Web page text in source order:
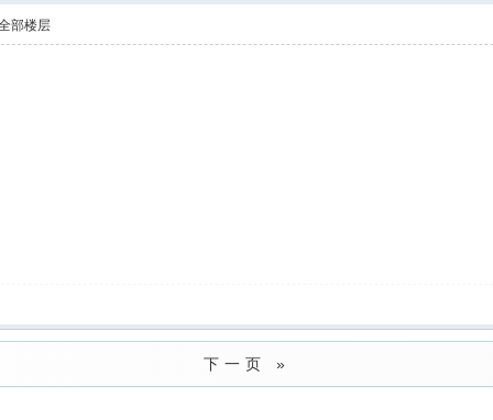
部楼层
下一页 »